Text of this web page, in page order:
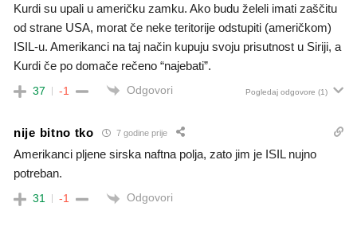
Kurdi su upali u američku zamku. Ako budu želeli imati zaščitu
od strane USA, morat če neke teritorije odstupiti (američkom)
ISIL-u. Amerikanci na taj način kupuju svoju prisutnost u Siriji, a
Kurdi če po domače rečeno “najebati”.
37 -1 Odgovori Pogledaj odgovore (1)
nije bitno tko 7 godine prije
Amerikanci pljene sirska naftna polja, zato jim je ISIL nujno
potreban.
31 -1 Odgovori